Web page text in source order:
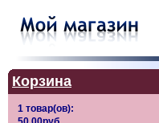
Корзина